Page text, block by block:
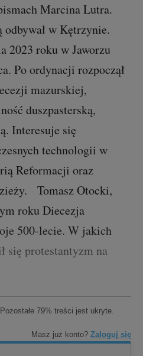
Marcina Lutra.
odbywał w Kętrzynie.
2023 roku w Jaworzu
Po ordynacji rozpoczął
mazurskiej,
duszpasterską,
Interesuje się
technologii w
Reformacji oraz
Tomasz Otocki,
roku Diecezja
500-lecie. W jakich
się protestantyzm na
79% treści jest ukryte.
Masz już konto? Zaloguj się